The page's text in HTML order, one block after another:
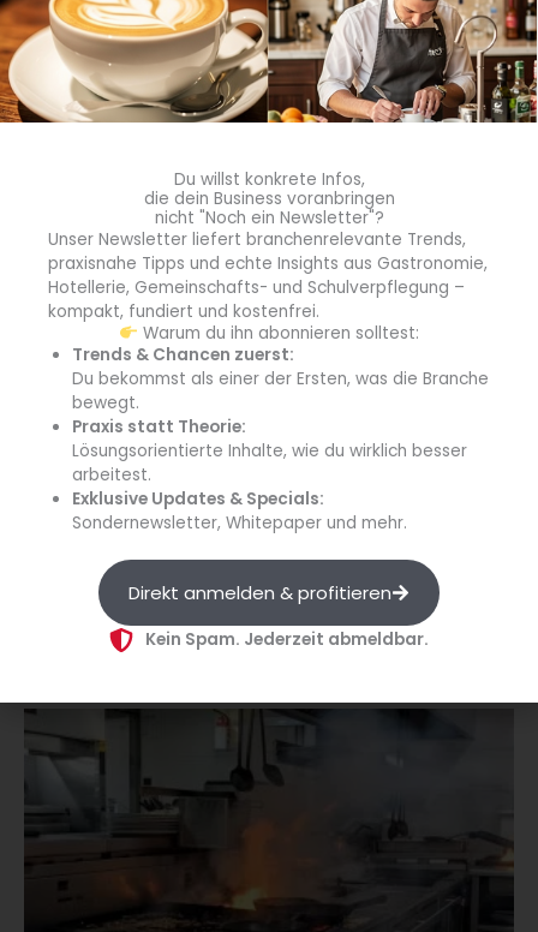
Stiftung vergibt Genuss-Kultur-Preis
Die Josef Laufer Stiftung sucht noch bis zum 1. Oktober
2024 kreative Gastronomie-Auszubildende für den
zweiten Genuss-Kultur-Preis.
Von Loaded Wings bis Sushi: Mit diesen 10
Tipps verwerten Sie Blumenkohl bestmöglich
Blumenkohl erlebt seit einiger Zeit ebenso wie die Zero-
Waste-Bewegung einen echten Aufwärtstrend. Doch wie
lässt sich das Gemüse nahezu restlos verwerten? Wir
haben 10 Tipps für Küchenchefs zusammengefasst.
Weiterlesen »
Du willst konkrete Infos,
die dein Business voranbringen
nicht "Noch ein Newsletter"?
Unser Newsletter liefert branchenrelevante Trends,
praxisnahe Tipps und echte Insights aus Gastronomie,
Hotellerie, Gemeinschafts- und Schulverpflegung –
kompakt, fundiert und kostenfrei.
Warum du ihn abonnieren solltest:
Trends & Chancen zuerst:
Du bekommst als einer der Ersten, was die Branche
bewegt.
Praxis statt Theorie:
Lösungsorientierte Inhalte, wie du wirklich besser
arbeitest.
Exklusive Updates & Specials:
Sondernewsletter, Whitepaper und mehr.
Direkt anmelden & profitieren
Kein Spam. Jederzeit abmeldbar.